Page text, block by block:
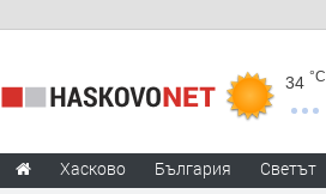
34 °C
Хасково България Светът